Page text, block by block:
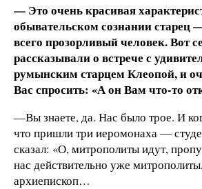
— Это очень красивая
обывательском сознании старец
всего прозорливый человек. Вот
рассказывали о встрече с
румынским старцем Клеопой, и
Вас спросить: «А он Вам что-то
—Вы знаете, да. Нас было трое. И
что пришли три иеромонаха ―
сказал: «О, митрополиты идут,
нас действительно уже
архиепископ…